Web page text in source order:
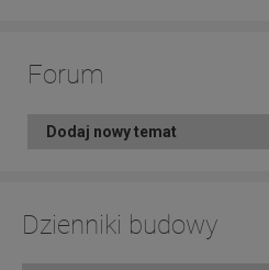
Forum
Dodaj nowy temat
Dzienniki budowy